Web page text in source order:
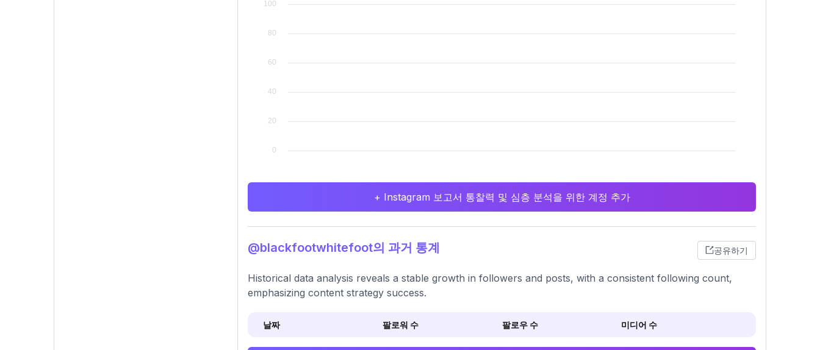
+ Instagram 보고서 통찰력 및 심층 분석을 위한 계정 추가
@blackfootwhitefoot의 과거 통계 공유하기
Historical data analysis reveals a stable growth in followers and posts, with a consistent following count,
emphasizing content strategy success.
날짜 팔로워 수 팔로우 수 미디어 수